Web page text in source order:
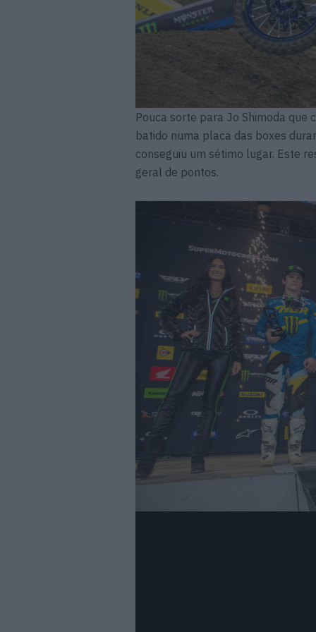
Pouca sorte para Jo Shimoda que
batido numa placa das boxes
conseguiu um sétimo lugar. Este
geral de pontos.